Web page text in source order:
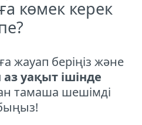
көмек керек
жауап беріңіз және
уақыт ішінде
тамаша шешімді